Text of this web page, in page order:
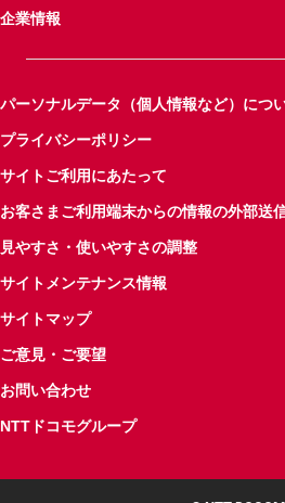
企業情報
パーソナルデータ（個人情報など）につ
プライバシーポリシー
サイトご利用にあたって
お客さまご利用端末からの情報の外部送
見やすさ・使いやすさの調整
サイトメンテナンス情報
サイトマップ
ご意見・ご要望
お問い合わせ
NTTドコモグループ